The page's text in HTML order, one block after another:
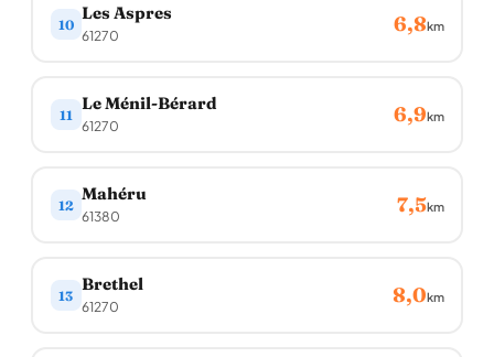
10
Les Aspres
61270 6,8km
11
Le Ménil-Bérard
61270 6,9km
12
Mahéru
61380 7,5km
13
Brethel
61270 8,0km